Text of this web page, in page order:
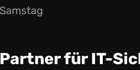
Samstag
Partner für IT-